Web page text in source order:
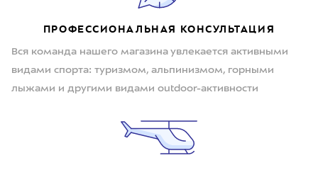
ПРОФЕССИОНАЛЬНАЯ КОНСУЛЬТАЦИЯ
Вся команда нашего магазина увлекается активными
видами спорта: туризмом, альпинизмом, горными
лыжами и другими видами outdoor-активности